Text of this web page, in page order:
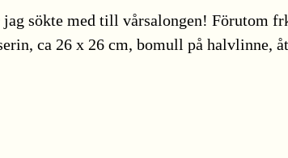
sökte med till vårsalongen! Förutom
ca 26 x 26 cm, bomull på halvlinne,